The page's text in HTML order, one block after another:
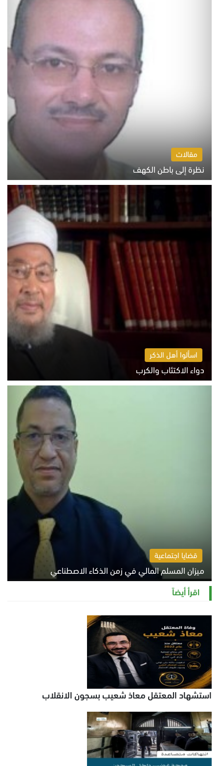
مقالات
نظرة إلى باطن الكهف
السبت 8 أغسطس 2026 11:04 ص
اسألوا أهل الذكر
دواء الاكتئاب والكرب
السبت 8 أغسطس 2026 10:54 ص
قضايا اجتماعية
ميزان المسلم المالي في زمن الذكاء الاصطناعي
السبت 8 أغسطس 2026 11:21 ص
اقرأ أيضاً
استشهاد المعتقل معاذ شعيب بسجون الانقلاب